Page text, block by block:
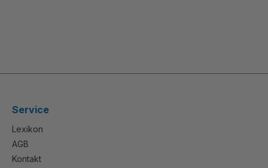
Service
Lexikon
AGB
Kontakt